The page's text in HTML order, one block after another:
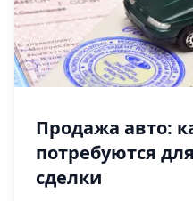
Продажа авто:
потребуются
сделки